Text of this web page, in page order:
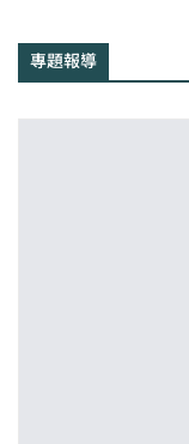
專題報導